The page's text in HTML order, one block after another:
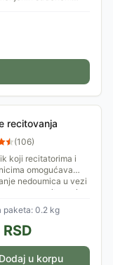
recitovanja
(106)
koji recitatorima i
omogućava
nedoumica u vezi
za recitovanje.
paketa: 0.2 kg
RSD
Dodaj u korpu